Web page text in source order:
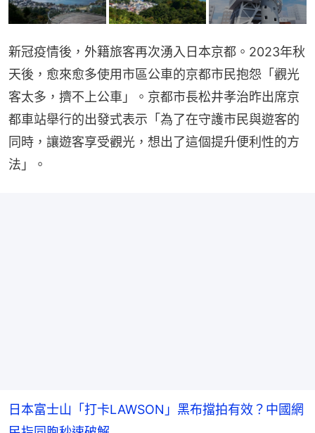
新冠疫情後，外籍旅客再次湧入日本京都。2023年秋
天後，愈來愈多使用市區公車的京都市民抱怨「觀光
客太多，擠不上公車」。京都市長松井孝治昨出席京
都車站舉行的出發式表示「為了在守護市民與遊客的
同時，讓遊客享受觀光，想出了這個提升便利性的方
法」。
日本富士山「打卡LAWSON」黑布擋拍有效？中國網